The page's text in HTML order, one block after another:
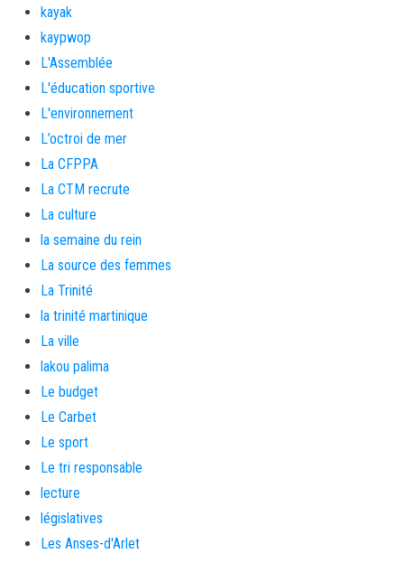
kayak
kaypwop
L'Assemblée
L'éducation sportive
L'environnement
L’octroi de mer
La CFPPA
La CTM recrute
La culture
la semaine du rein
La source des femmes
La Trinité
la trinité martinique
La ville
lakou palima
Le budget
Le Carbet
Le sport
Le tri responsable
lecture
législatives
Les Anses-d'Arlet